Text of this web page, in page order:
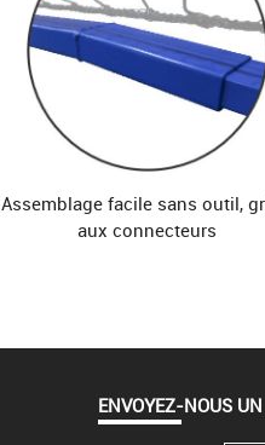
15kg
Mobile
Plastifié bleu
Assemblage facile sans outil,
aux connecteurs
ENVOYEZ-NOUS